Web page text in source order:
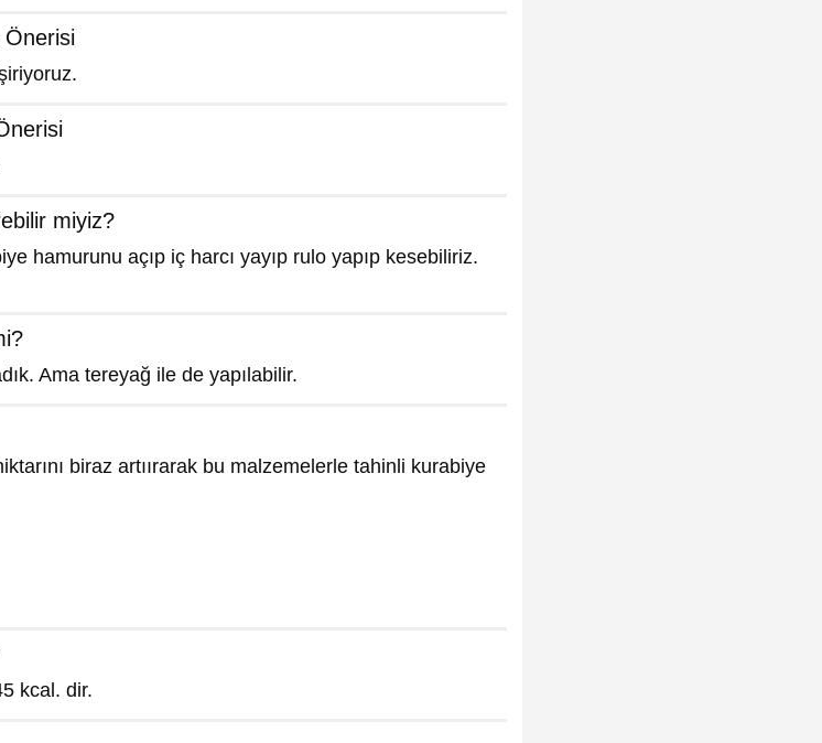
miyiz?
hamurunu açıp iç harcı yayıp rulo yapıp kesebiliriz.
Ama tereyağ ile de yapılabilir.
biraz artıırarak bu malzemelerle tahinli kurabiye
kcal. dir.